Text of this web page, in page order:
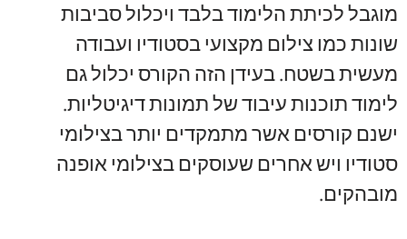
מוגבל לכיתת הלימוד בלבד ויכלול סביבות
שונות כמו צילום מקצועי בסטודיו ועבודה
מעשית בשטח. בעידן הזה הקורס יכלול גם
לימוד תוכנות עיבוד של תמונות דיגיטליות.
ישנם קורסים אשר מתמקדים יותר בצילומי
סטודיו ויש אחרים שעוסקים בצילומי אופנה
מובהקים.